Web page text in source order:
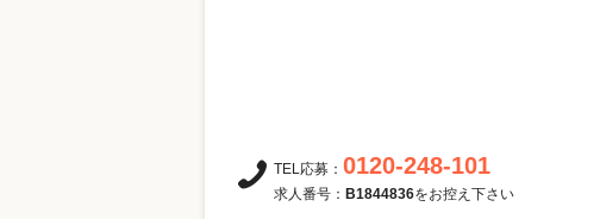
TEL応募： 0120-248-101
求人番号： B1844836をお控え下さい